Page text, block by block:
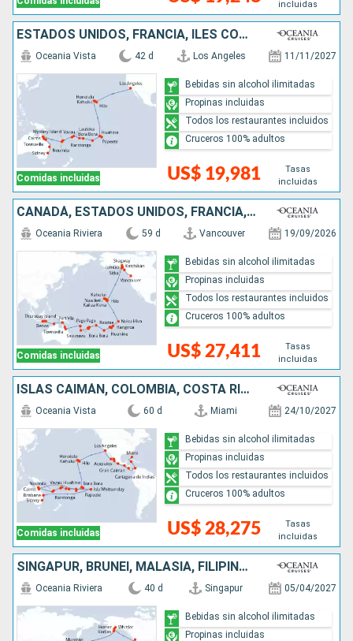
incluidas
ESTADOS UNIDOS, FRANCIA, ILES COOK, TONGA, FIDJI (ISLAS), VANUATU, NUEVA CALEDONIA, AUSTRALIA
Comidas incluidas
Oceania Vista 42 d Los Angeles 11/11/2027
US$ 19,981
Tasas
incluidas
Bebidas sin alcohol ilimitadas
Propinas incluidas
Todos los restaurantes incluidos
Cruceros 100% adultos
CANADÁ, ESTADOS UNIDOS, FRANCIA, ILES COOK, FIDJI (ISLAS), VANUATU, AUSTRALIA, INDONESIA
Comidas incluidas
Oceania Riviera 59 d Vancouver 19/09/2026
US$ 27,411
Tasas
incluidas
Bebidas sin alcohol ilimitadas
Propinas incluidas
Todos los restaurantes incluidos
Cruceros 100% adultos
ISLAS CAIMÁN, COLOMBIA, COSTA RICA, GUATEMALA, MÉXICO, ESTADOS UNIDOS, FRANCIA, ILES COOK, TONGA, FIDJI (ISLAS), VANUATU, NUEVA CALEDONIA, AUSTRALIA
Comidas incluidas
Oceania Vista 60 d Miami 24/10/2027
US$ 28,275
Tasas
incluidas
Bebidas sin alcohol ilimitadas
Propinas incluidas
Todos los restaurantes incluidos
Cruceros 100% adultos
SINGAPUR, BRUNEI, MALASIA, FILIPINAS, TAIWÁN, CHINA, COREA DEL SUR, JAPÓN, ESTADOS UNIDOS, CANADÁ
Oceania Riviera 40 d Singapur 05/04/2027
Bebidas sin alcohol ilimitadas
Propinas incluidas